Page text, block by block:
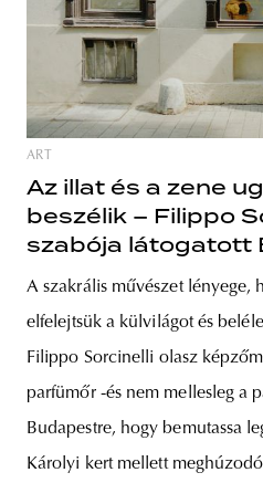
ART
Az illat és a zene
beszélik – Filippo
szabója látogatott
A szakrális művészet lényege,
elfelejtsük a külvilágot és
Filippo Sorcinelli olasz
parfümőr -és nem mellesleg a
Budapestre, hogy bemutassa
Károlyi kert mellett